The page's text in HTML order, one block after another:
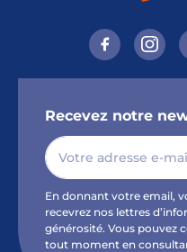
Recevez notre
En donnant votre email,
recevrez nos lettres
générosité. Vous pouvez
tout moment en